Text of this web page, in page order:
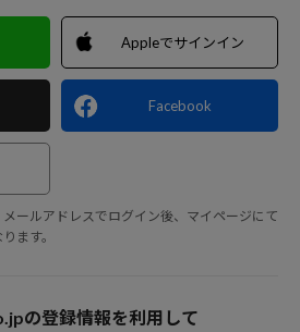
Appleでサインイン
Facebook
ールアドレスでログイン後、マイページにて
ます。
の登録情報を利用して